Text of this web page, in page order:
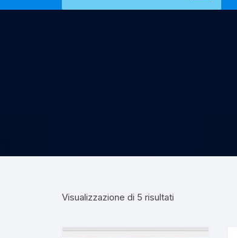
Visualizzazione di 5 risultati